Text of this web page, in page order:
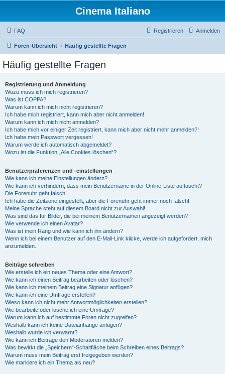
Cinema Italiano
FAQ Anmelden
Registrieren
Foren-Übersicht Häufig gestellte Fragen
Häufig gestellte Fragen
Registrierung und Anmeldung
Wozu muss ich mich registrieren?
Was ist COPPA?
Warum kann ich mich nicht registrieren?
Ich habe mich registriert, kann mich aber nicht anmelden!
Warum kann ich mich nicht anmelden?
Ich habe mich vor einiger Zeit registriert, kann mich aber nicht mehr anmelden?!
Ich habe mein Passwort vergessen!
Warum werde ich automatisch abgemeldet?
Wozu ist die Funktion „Alle Cookies löschen“?
Benutzerpräferenzen und -einstellungen
Wie kann ich meine Einstellungen ändern?
Wie kann ich verhindern, dass mein Benutzername in der Online-Liste auftaucht?
Die Forenuhr geht falsch!
Ich habe die Zeitzone eingestellt, aber die Forenuhr geht immer noch falsch!
Meine Sprache steht auf diesem Board nicht zur Auswahl!
Was sind das für Bilder, die bei meinem Benutzernamen angezeigt werden?
Wie verwende ich einen Avatar?
Was ist mein Rang und wie kann ich ihn ändern?
Wenn ich bei einem Benutzer auf den E-Mail-Link klicke, werde ich aufgefordert, mich
anzumelden.
Beiträge schreiben
Wie erstelle ich ein neues Thema oder eine Antwort?
Wie kann ich einen Beitrag bearbeiten oder löschen?
Wie kann ich meinem Beitrag eine Signatur anfügen?
Wie kann ich eine Umfrage erstellen?
Wieso kann ich nicht mehr Antwortmöglichkeiten erstellen?
Wie bearbeite oder lösche ich eine Umfrage?
Warum kann ich auf bestimmte Foren nicht zugreifen?
Weshalb kann ich keine Dateianhänge anfügen?
Weshalb wurde ich verwarnt?
Wie kann ich Beiträge den Moderatoren melden?
Was bewirkt die „Speichern“-Schaltfläche beim Schreiben eines Beitrags?
Warum muss mein Beitrag erst freigegeben werden?
Wie markiere ich ein Thema als neu?